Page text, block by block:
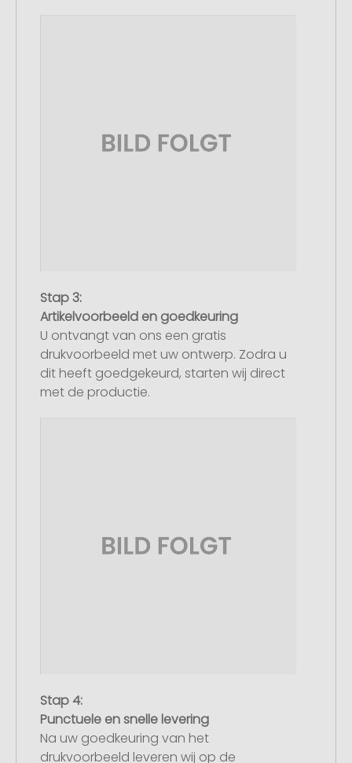
Stap 3:
Artikelvoorbeeld en goedkeuring
U ontvangt van ons een gratis
drukvoorbeeld met uw ontwerp. Zodra u
dit heeft goedgekeurd, starten wij direct
met de productie.
Stap 4:
Punctuele en snelle levering
Na uw goedkeuring van het
drukvoorbeeld leveren wij op de